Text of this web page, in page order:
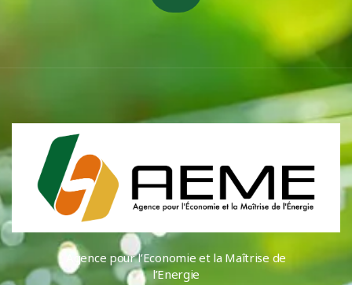
Agence pour l’Economie et la Maîtrise de
l’Energie